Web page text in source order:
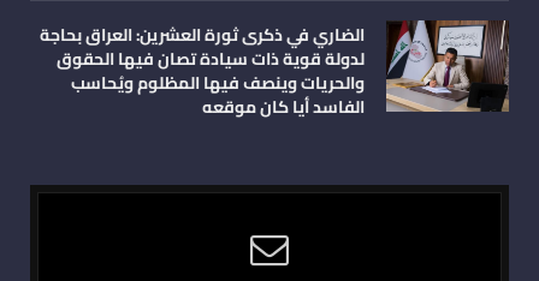
الضاري في ذكرى ثورة العشرين: العراق بحاجة
لدولة قوية ذات سيادة تصان فيها الحقوق
والحريات وينصف فيها المظلوم ويُحاسب
الفاسد أيا كان موقعه